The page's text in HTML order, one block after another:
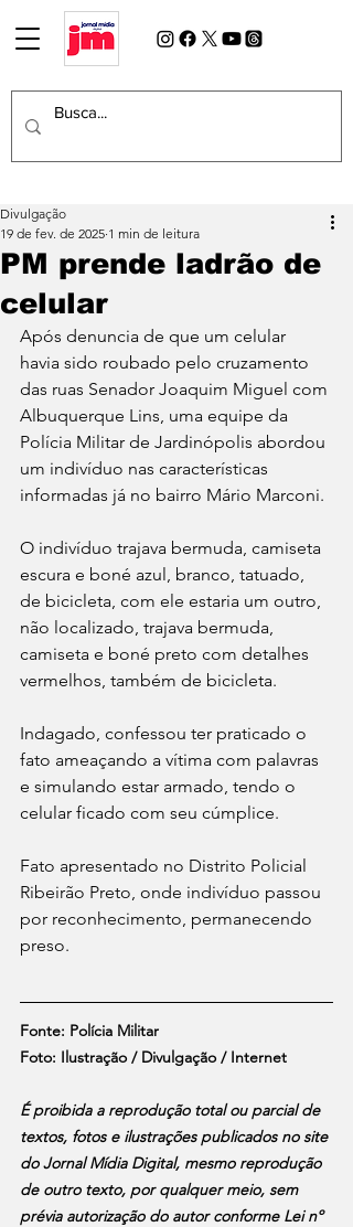
PM prende ladrão de
celular
Divulgação
19 de fev. de 2025 1 min de leitura
Após denuncia de que um celular
havia sido roubado pelo cruzamento
das ruas Senador Joaquim Miguel com
Albuquerque Lins, uma equipe da
Polícia Militar de Jardinópolis abordou
um indivíduo nas características
informadas já no bairro Mário Marconi.
O indivíduo trajava bermuda, camiseta
escura e boné azul, branco, tatuado,
de bicicleta, com ele estaria um outro,
não localizado, trajava bermuda,
camiseta e boné preto com detalhes
vermelhos, também de bicicleta.
Indagado, confessou ter praticado o
fato ameaçando a vítima com palavras
e simulando estar armado, tendo o
celular ficado com seu cúmplice.
Fato apresentado no Distrito Policial
Ribeirão Preto, onde indivíduo passou
por reconhecimento, permanecendo
preso.
Fonte: Polícia Militar
Foto: Ilustração / Divulgação / Internet
É proibida a reprodução total ou parcial de
textos, fotos e ilustrações publicados no site
do Jornal Mídia Digital, mesmo reprodução
de outro texto, por qualquer meio, sem
prévia autorização do autor conforme Lei nº